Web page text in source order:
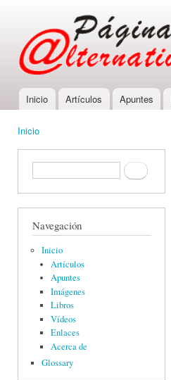
Main menu
Inicio Artículos Apuntes
Inicio
Formulario de búsquedaBuscar
Navegación
Inicio
Artículos
Apuntes
Imágenes
Libros
Vídeos
Enlaces
Acerca de
Glossary